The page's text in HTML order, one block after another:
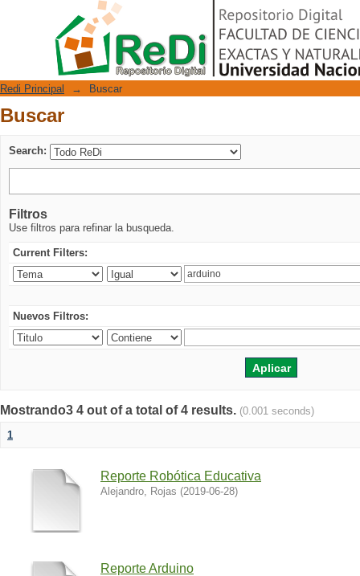
Repositorio Digital
Redi Principal → Buscar
Buscar
Search:
Filtros
Use filtros para refinar la busqueda.
Current Filters:
Nuevos Filtros:
Mostrando3 4 out of a total of 4 results. (0.001 seconds)
1
Reporte Robótica Educativa
Alejandro, Rojas (2019-06-28)
Reporte Arduino